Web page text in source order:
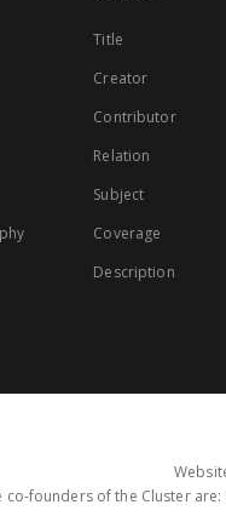
Title
Creator
Contributor
Relation
Subject
Coverage
Description
co-founders of the Cluster